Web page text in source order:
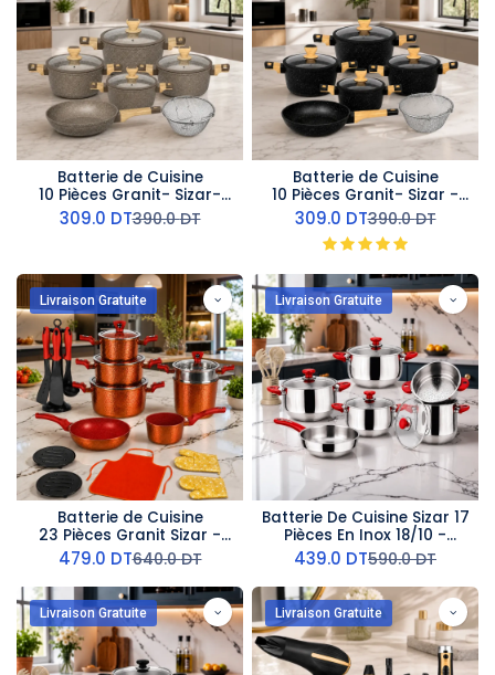
Batterie de Cuisine
10 Pièces Granit- Sizar-
Grège
309.0 DT390.0DT
Batterie de Cuisine
10 Pièces Granit- Sizar -
Noir
309.0 DT390.0DT
Livraison Gratuite
Batterie de Cuisine
23 Pièces Granit Sizar -
Effet Cuivre
479.0 DT640.0DT
Livraison Gratuite
Batterie De Cuisine Sizar 17
Pièces En Inox 18/10 -
Rouge
439.0 DT590.0DT
Livraison Gratuite Livraison Gratuite